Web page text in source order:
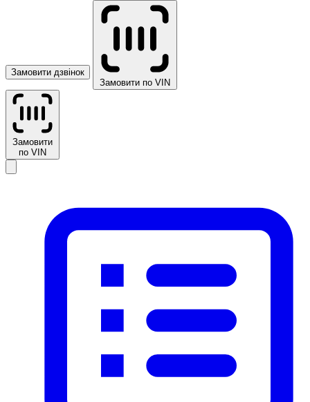
Замовити дзвінок
Замовити по VIN
Замовити
по VIN